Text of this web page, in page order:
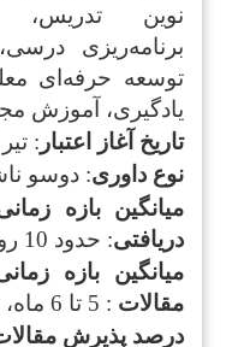
نوین تدریس،
برنامه‌ریزی
توسعه حرفه‌ای
یادگیری، آموزش
تاریخ آغاز اعتبار : تیر 1395
نوع داوری: دوسو
میانگین بازه
دریافتی: حدود 10 روز
میانگین بازه
مقالات : 5 تا 6 ماه، و با حداقل دو داور
درصد پذیرش